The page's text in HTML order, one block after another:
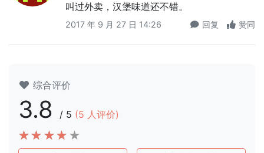
叫过外卖，汉堡味道还不错。
2017 年 9 月 27 日 14:26 回复 赞同
综合评价
3.8 / 5 (5 人评价)